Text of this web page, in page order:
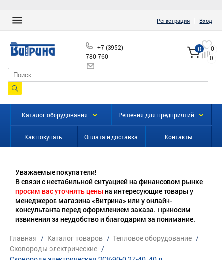
Регистрация Вход
+7 (3952)
780-760
0
0
0
Каталог оборудования Решения для предприятий
Как покупать Оплата и доставка Контакты
Уважаемые покупатели!
В связи с нестабильной ситуацией на финансовом рынке
просим вас уточнять цены на интересующие товары у
менеджеров магазина «Витрина» или у онлайн-
консультанта перед оформлением заказа. Приносим
извинения за неудобство и благодарим за понимание.
Главная / Каталог товаров / Тепловое оборудование /
Сковороды электрические /